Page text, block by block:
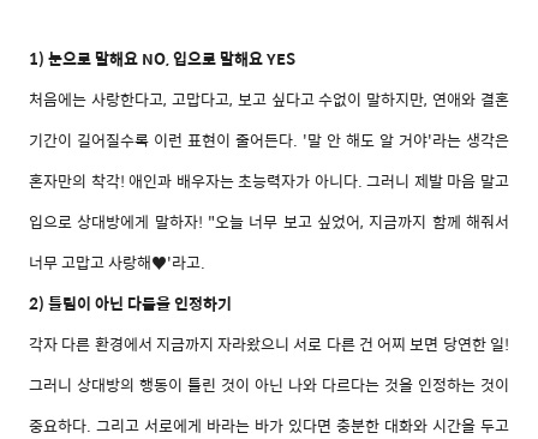
1) 눈으로 말해요 NO, 입으로 말해요 YES
처음에는 사랑한다고, 고맙다고, 보고 싶다고 수없이 말하지만, 연애와 결혼
기간이 길어질수록 이런 표현이 줄어든다. '말 안 해도 알 거야'라는 생각은
혼자만의 착각! 애인과 배우자는 초능력자가 아니다. 그러니 제발 마음 말고
입으로 상대방에게 말하자! "오늘 너무 보고 싶었어, 지금까지 함께 해줘서
너무 고맙고 사랑해♥'라고.
2) 틀림이 아닌 다름을 인정하기
각자 다른 환경에서 지금까지 자라왔으니 서로 다른 건 어찌 보면 당연한 일!
그러니 상대방의 행동이 틀린 것이 아닌 나와 다르다는 것을 인정하는 것이
중요하다. 그리고 서로에게 바라는 바가 있다면 충분한 대화와 시간을 두고